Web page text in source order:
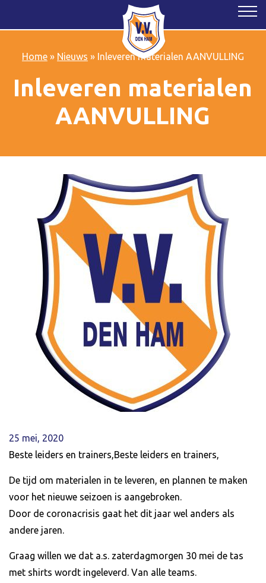
Home» Nieuws » Inleveren materialen AANVULLING
Inleveren materialen
AANVULLING
25 mei, 2020
Beste leiders en trainers,Beste leiders en trainers,
De tijd om materialen in te leveren, en plannen te maken
voor het nieuwe seizoen is aangebroken.
Door de coronacrisis gaat het dit jaar wel anders als
andere jaren.
Graag willen we dat a.s. zaterdagmorgen 30 mei de tas
met shirts wordt ingeleverd. Van alle teams.